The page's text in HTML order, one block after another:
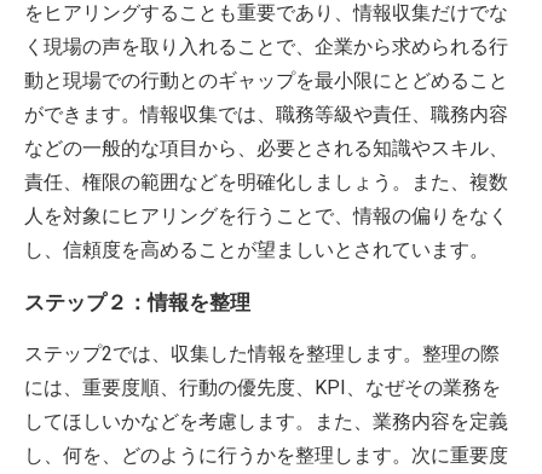
をヒアリングすることも重要であり、情報収集だけでな
く現場の声を取り入れることで、企業から求められる行
動と現場での行動とのギャップを最小限にとどめること
ができます。情報収集では、職務等級や責任、職務内容
などの一般的な項目から、必要とされる知識やスキル、
責任、権限の範囲などを明確化しましょう。また、複数
人を対象にヒアリングを行うことで、情報の偏りをなく
し、信頼度を高めることが望ましいとされています。
ステップ２：情報を整理
ステップ2では、収集した情報を整理します。整理の際
には、重要度順、行動の優先度、KPI、なぜその業務を
してほしいかなどを考慮します。また、業務内容を定義
し、何を、どのように行うかを整理します。次に重要度